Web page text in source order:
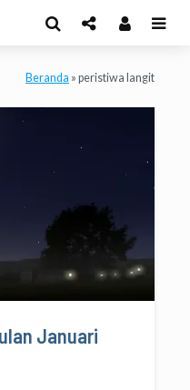
Beranda » peristiwa langit
Januari